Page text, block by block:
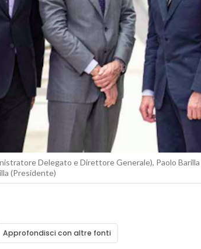
Delegato e Direttore Generale), Paolo
(Presidente)
Approfondisci con altre fonti